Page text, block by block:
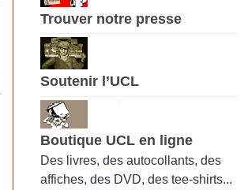
Trouver notre presse
Soutenir l’UCL
Boutique UCL en ligne
Des livres, des autocollants, des
affiches, des DVD, des tee-shirts...